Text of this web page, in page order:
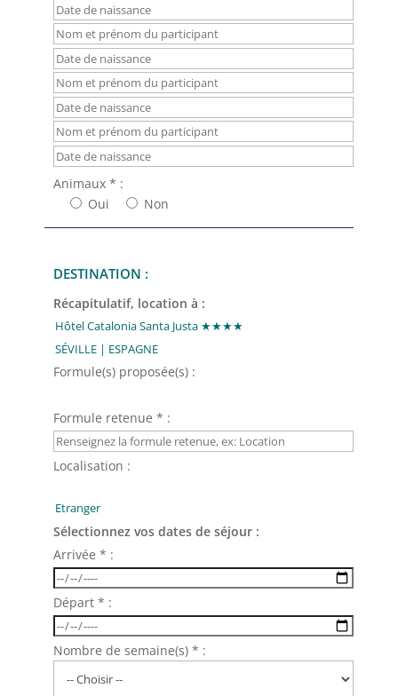
Animaux * :
Oui
Non
DESTINATION :
Récapitulatif, location à :
Formule(s) proposée(s) :
Formule retenue * :
Localisation :
Sélectionnez vos dates de séjour :
Arrivée * :
Départ * :
Nombre de semaine(s) * :